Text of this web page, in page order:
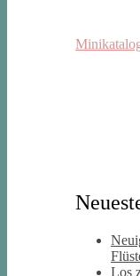
Los